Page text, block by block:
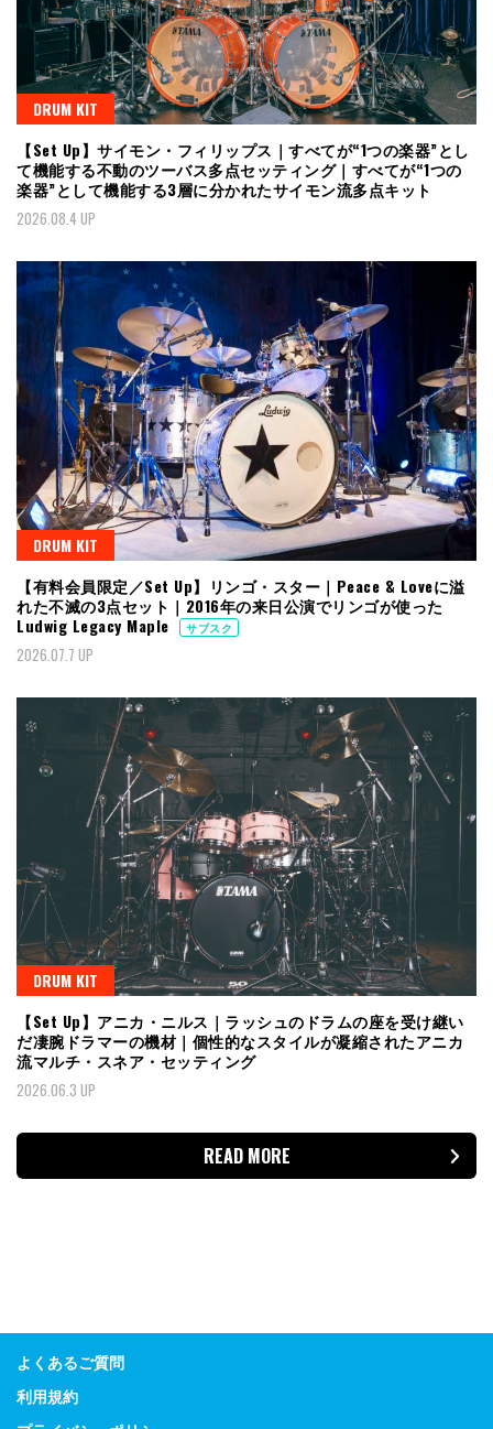
DRUM KIT
【Set Up】サイモン・フィリップス｜すべてが“1つの楽器”とし
て機能する不動のツーバス多点セッティング｜すべてが“1つの
楽器”として機能する3層に分かれたサイモン流多点キット
2026.08.4 UP
DRUM KIT
【有料会員限定／Set Up】リンゴ・スター｜Peace & Loveに溢
れた不滅の3点セット｜2016年の来日公演でリンゴが使った
Ludwig Legacy Maple
サブスク
2026.07.7 UP
DRUM KIT
【Set Up】アニカ・ニルス｜ラッシュのドラムの座を受け継い
だ凄腕ドラマーの機材｜個性的なスタイルが凝縮されたアニカ
流マルチ・スネア・セッティング
2026.06.3 UP
READ MORE
よくあるご質問
利用規約